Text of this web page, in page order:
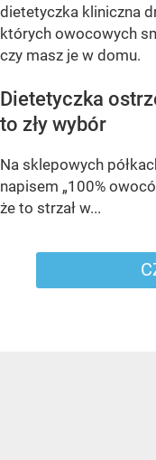
dietetyczka kliniczna
których owocowych
czy masz je w domu.
Dietetyczka
to zły wybór
Na sklepowych
napisem „100%
że to strzał w...